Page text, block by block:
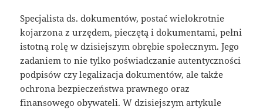
Specjalista ds. dokumentów, postać wielokrotnie
kojarzona z urzędem, pieczętą i dokumentami, pełni
istotną rolę w dzisiejszym obrębie społecznym. Jego
zadaniem to nie tylko poświadczanie autentyczności
podpisów czy legalizacja dokumentów, ale także
ochrona bezpieczeństwa prawnego oraz
finansowego obywateli. W dzisiejszym artykule